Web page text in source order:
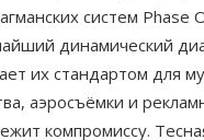
систем Phase
динамический
их стандартом для
аэросъёмки и
компромиссу.